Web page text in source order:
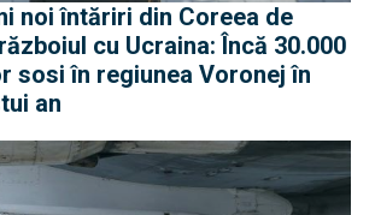
noi întăriri din Coreea de
cu Ucraina: Încă 30.000
sosi în regiunea Voronej în
an